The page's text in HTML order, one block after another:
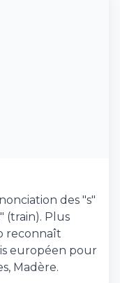
des "s"
(train). Plus
reconnaît
européen pour
Madère.